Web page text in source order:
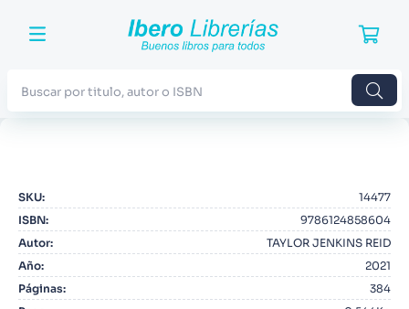
SKU:
14477
ISBN:
9786124858604
Autor:
TAYLOR JENKINS REID
Año:
2021
Páginas:
384
2. Blue Lock
3.
4. Odisea
5. Manga